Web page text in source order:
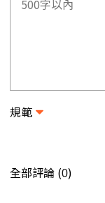
規範
全部評論 (0)